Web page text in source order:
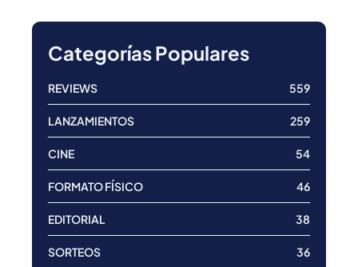
Categorías Populares
REVIEWS 559
LANZAMIENTOS 259
CINE 54
FORMATO FÍSICO 46
EDITORIAL 38
SORTEOS 36